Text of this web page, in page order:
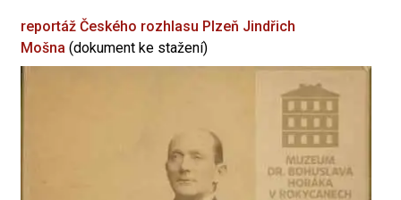
reportáž Českého rozhlasu Plzeň Jindřich
Mošna (dokument ke stažení)